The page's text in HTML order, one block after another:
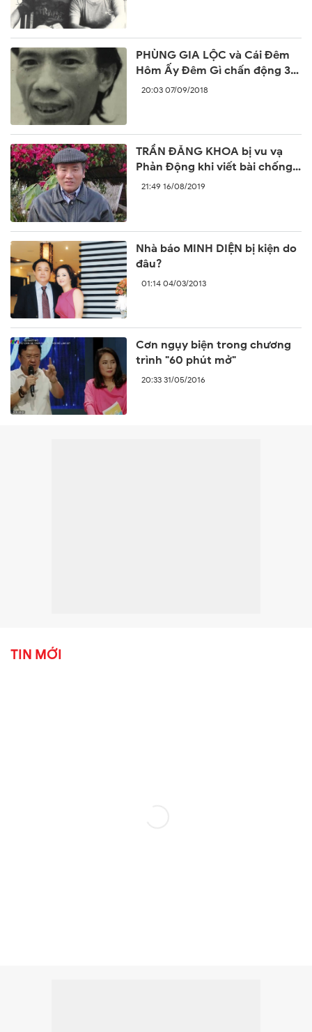
PHÙNG GIA LỘC và Cái Đêm
Hôm Ấy Đêm Gì chấn động 30
năm trước
20:03 07/09/2018
TRẦN ĐĂNG KHOA bị vu vạ
Phản Động khi viết bài chống
lại sự ngang ngược của Trung
21:49 16/08/2019
Nhà báo MINH DIỆN bị kiện do
đâu?
01:14 04/03/2013
Cơn ngụy biện trong chương
trình "60 phút mở"
20:33 31/05/2016
TIN MỚI